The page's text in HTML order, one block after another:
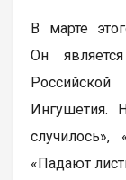
В марте
Он
Ингушетия.
«Падают